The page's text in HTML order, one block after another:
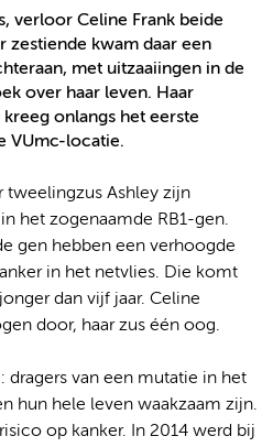
verloor Celine Frank beide
zestiende kwam daar een
met uitzaaiingen in de
over haar leven. Haar
onlangs het eerste
VUmc-locatie.
tweelingzus Ashley zijn
het zogenaamde RB1-gen.
gen hebben een verhoogde
in het netvlies. Die komt
dan vijf jaar. Celine
door, haar zus één oog.
dragers van een mutatie in het
hun hele leven waakzaam zijn.
op kanker. In 2014 werd bij